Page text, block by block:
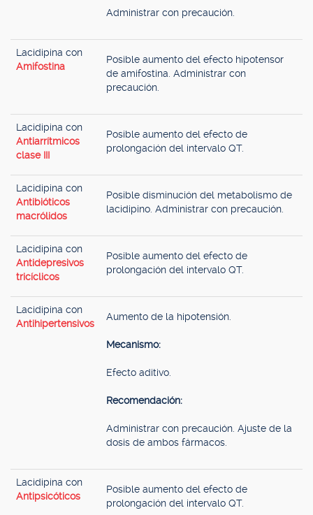
Administrar con precaución.
Lacidipina con
Amifostina
Posible aumento del efecto hipotensor
de amifostina. Administrar con
precaución.
Lacidipina con
Antiarrítmicos
clase III
Posible aumento del efecto de
prolongación del intervalo QT.
Lacidipina con
Antibióticos
macrólidos
Posible disminución del metabolismo de
lacidipino. Administrar con precaución.
Lacidipina con
Antidepresivos
tricíclicos
Posible aumento del efecto de
prolongación del intervalo QT.
Lacidipina con
Antihipertensivos
Aumento de la hipotensión.
Mecanismo:
Efecto aditivo.
Recomendación:
Administrar con precaución. Ajuste de la
dosis de ambos fármacos.
Lacidipina con
Antipsicóticos
Posible aumento del efecto de
prolongación del intervalo QT.